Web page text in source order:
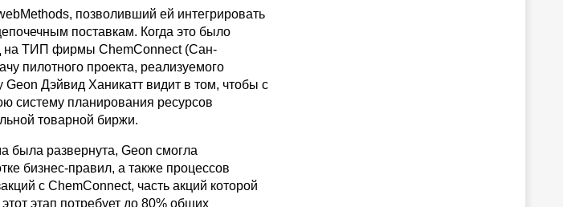
позволивший ей интегрировать
поставкам. Когда это было
на ТИП фирмы ChemConnect (Сан-
пилотного проекта, реализуемого
Geon Дэйвид Ханикатт видит в том, чтобы с
систему планирования ресурсов
товарной биржи.
была развернута, Geon смогла
бизнес-правил, а также процессов
с ChemConnect, часть акций которой
этап потребует до 80% общих